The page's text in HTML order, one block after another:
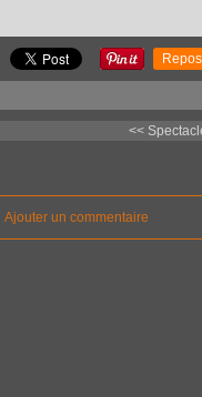
<<
Ajouter un commentaire